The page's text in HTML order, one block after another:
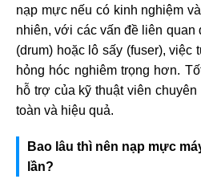
nạp mực nếu có kinh nghiệm
nhiên, với các vấn đề liên quan
(drum) hoặc lô sấy (fuser),
hỏng hóc nghiêm trọng hơn.
hỗ trợ của kỹ thuật viên
toàn và hiệu quả.
Bao lâu thì nên nạp mực
lần?